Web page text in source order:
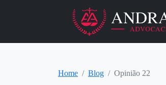
Home Blog Opinião 22